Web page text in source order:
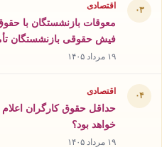
۰۳ اقتصادی
معوقات بازنشستگان با
فیش حقوقی بازنشستگان
۱۹ مرداد ۱۴۰۵
۰۴ اقتصادی
حداقل حقوق کارگران
خواهد بود؟
۱۹ مرداد ۱۴۰۵